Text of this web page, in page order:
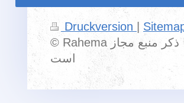
Druckversion |
© Rahema نشر مجدد مضامین این صفحه با ذکر منبع مجاز
است